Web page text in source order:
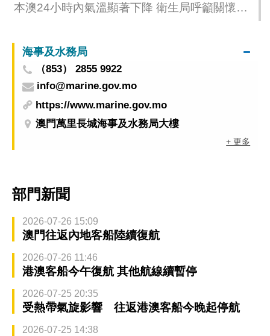
本澳24小時內氣溫顯著下降 衛生局呼籲關懷長
海事及水務局
（853） 2855 9922
info@marine.gov.mo
https://www.marine.gov.mo
澳門萬里長城海事及水務局大樓
+ 更多
部門新聞
2026-07-26 15:09
澳門往返內地客船陸續復航
2026-07-26 11:46
港澳客船今午復航 其他航線續暫停
2026-07-25 20:35
受熱帶氣旋影響 往返港澳客船今晚起停航
2026-07-25 14:38